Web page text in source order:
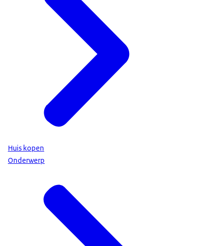
Huis kopen
Onderwerp